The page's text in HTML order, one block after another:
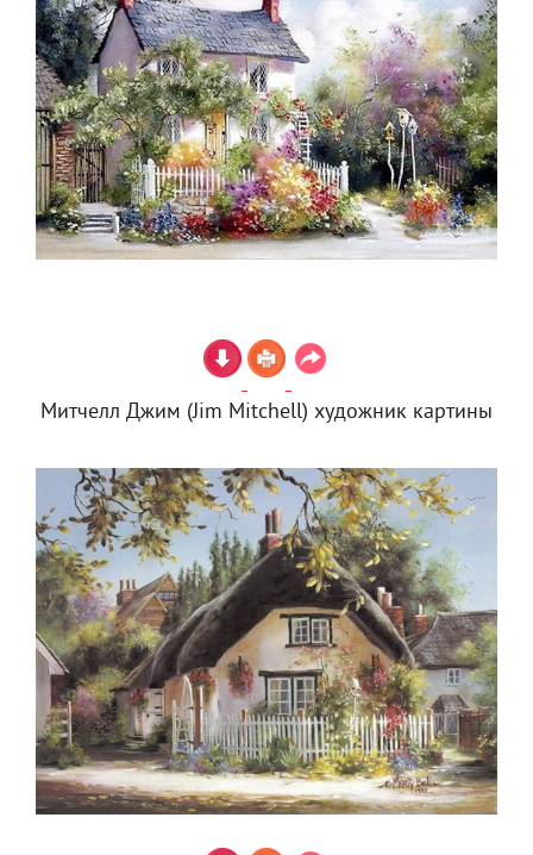
Митчелл Джим (Jim Mitchell) художник картины